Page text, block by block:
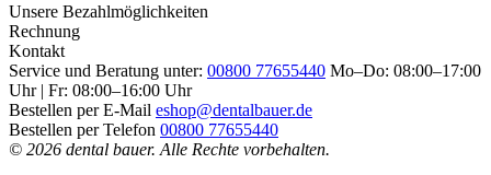
Unsere Bezahlmöglichkeiten
Rechnung
Kontakt
Service und Beratung unter: 00800 77655440 Mo–Do: 08:00–17:00
Uhr | Fr: 08:00–16:00 Uhr
Bestellen per E-Mail eshop@dentalbauer.de
Bestellen per Telefon 00800 77655440
© 2026 dental bauer. Alle Rechte vorbehalten.